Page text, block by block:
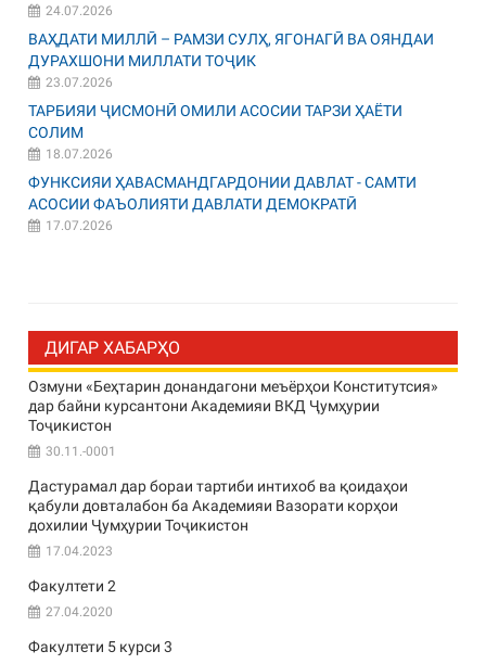
24.07.2026
ВАҲДАТИ МИЛЛӢ – РАМЗИ СУЛҲ, ЯГОНАГӢ ВА ОЯНДАИ
ДУРАХШОНИ МИЛЛАТИ ТОҶИК
23.07.2026
ТАРБИЯИ ҶИСМОНӢ ОМИЛИ АСОСИИ ТАРЗИ ҲАЁТИ
СОЛИМ
18.07.2026
ФУНКСИЯИ ҲАВАСМАНДГАРДОНИИ ДАВЛАТ - САМТИ
АСОСИИ ФАЪОЛИЯТИ ДАВЛАТИ ДЕМОКРАТӢ
17.07.2026
ДИГАР ХАБАРҲО
Озмуни «Беҳтарин донандагони меъёрҳои Конститутсия»
дар байни курсантони Академияи ВКД Ҷумҳурии
Тоҷикистон
30.11.-0001
Дастурамал дар бораи тартиби интихоб ва қоидаҳои
қабули довталабон ба Академияи Вазорати корҳои
дохилии Ҷумҳурии Тоҷикистон
17.04.2023
Факултети 2
27.04.2020
Факултети 5 курси 3